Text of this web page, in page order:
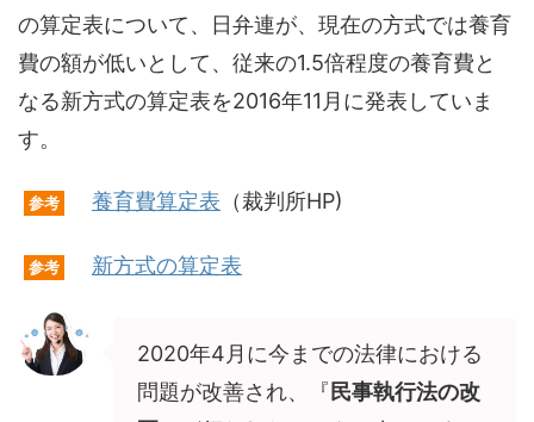
の算定表について、日弁連が、現在の方式では養育
費の額が低いとして、従来の1.5倍程度の養育費と
なる新方式の算定表を2016年11月に発表していま
す。
参考 養育費算定表 （裁判所HP)
参考 新方式の算定表
2020年4月に今までの法律における
問題が改善され、『民事執行法の改